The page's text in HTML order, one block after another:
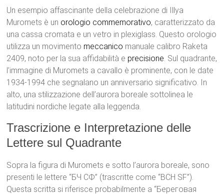
Un esempio affascinante della celebrazione di Illya
Muromets è un orologio commemorativo, caratterizzato da
una cassa cromata e un vetro in plexiglass. Questo orologio
utilizza un movimento meccanico manuale calibro Raketa
2409, noto per la sua affidabilità e precisione. Sul quadrante,
l’immagine di Muromets a cavallo è prominente, con le date
1934-1994 che segnalano un anniversario significativo. In
alto, una stilizzazione dell’aurora boreale sottolinea le
latitudini nordiche legate alla leggenda.
Trascrizione e Interpretazione delle
Lettere sul Quadrante
Sopra la figura di Muromets e sotto l’aurora boreale, sono
presenti le lettere “БЧ СФ” (trascritte come “BCH SF”).
Questa scritta si riferisce probabilmente a “Береговая